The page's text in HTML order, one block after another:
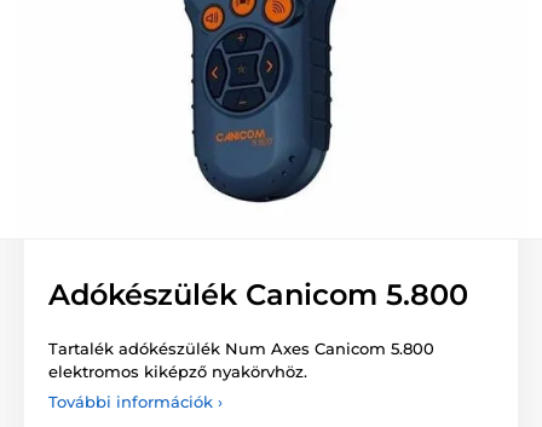
Adókészülék Canicom 5.800
Tartalék adókészülék Num Axes Canicom 5.800
elektromos kiképző nyakörvhöz.
További információk ›